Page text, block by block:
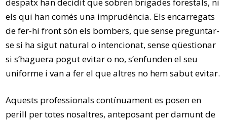
els qui han comés una imprudència. Els encarregats
de fer-hi front són els bombers, que sense preguntar-
se si ha sigut natural o intencionat, sense qüestionar
si s’haguera pogut evitar o no, s’enfunden el seu
uniforme i van a fer el que altres no hem sabut evitar.
Aquests professionals contínuament es posen en
perill per totes nosaltres, anteposant per damunt de